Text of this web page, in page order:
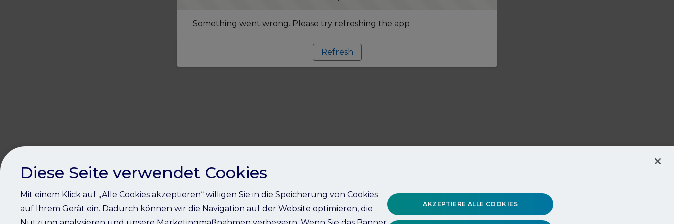
Something went wrong. Please try refreshing the app
Refresh
Diese Seite verwendet Cookies
Mit einem Klick auf „Alle Cookies akzeptieren“ willigen Sie in die Speicherung von Cookies
auf Ihrem Gerät ein. Dadurch können wir die Navigation auf der Website optimieren, die
AKZEPTIERE ALLE COOKIES